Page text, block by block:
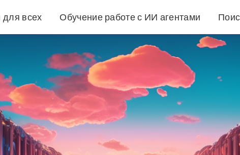
для всех Обучение работе с ИИ агентами